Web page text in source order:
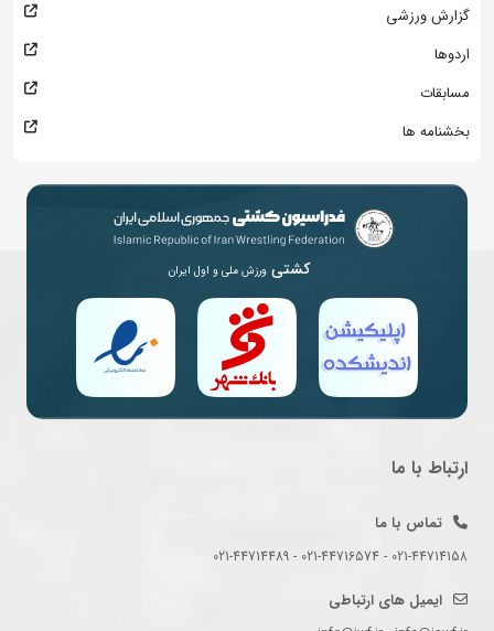
گزارش ورزشی
اردوها
مسابقات
بخشنامه ها
کشتی ورزش ملی و اول ایران
ارتباط با ما
تماس با ما
021-44714158 - 021-44716574 - 021-44714489
ایمیل های ارتباطی